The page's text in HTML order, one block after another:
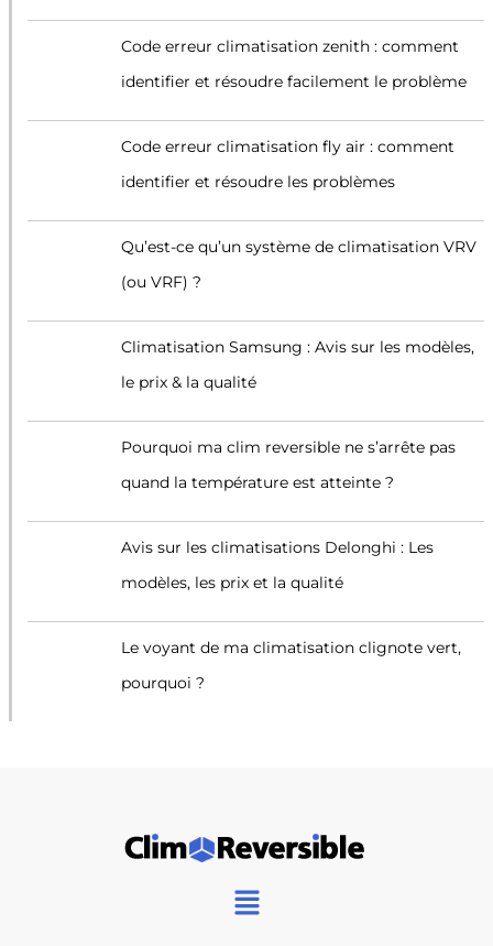
Code erreur climatisation zenith : comment
identifier et résoudre facilement le problème
Code erreur climatisation fly air : comment
identifier et résoudre les problèmes
Qu’est-ce qu’un système de climatisation VRV
(ou VRF) ?
Climatisation Samsung : Avis sur les modèles,
le prix & la qualité
Pourquoi ma clim reversible ne s’arrête pas
quand la température est atteinte ?
Avis sur les climatisations Delonghi : Les
modèles, les prix et la qualité
Le voyant de ma climatisation clignote vert,
pourquoi ?
Main